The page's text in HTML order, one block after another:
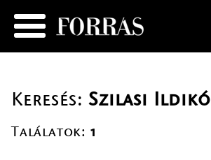
Keresés:Szilasi Ildikó
Találatok: 1